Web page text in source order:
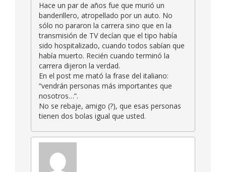
Hace un par de años fue que murió un
banderillero, atropellado por un auto. No
sólo no pararon la carrera sino que en la
transmisión de TV decían que el tipo había
sido hospitalizado, cuando todos sabían que
había muerto. Recién cuando terminó la
carrera dijeron la verdad.
En el post me mató la frase del italiano:
“vendrán personas más importantes que
nosotros…”.
No se rebaje, amigo (?), que esas personas
tienen dos bolas igual que usted.